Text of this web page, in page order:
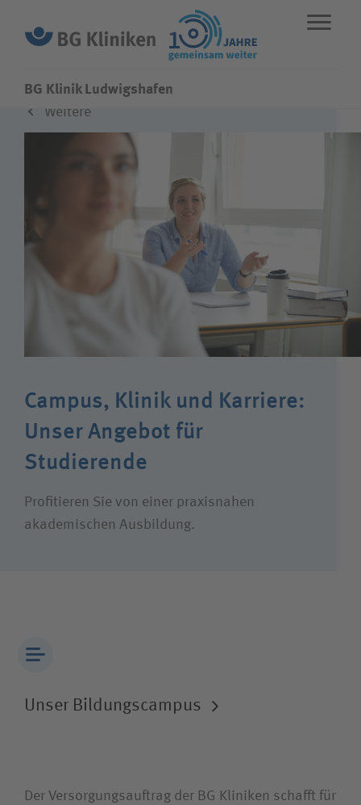
NOTFALL
Über uns
Karriere
Suchwert
Bewerberin / Bewerber
BG Klinik Ludwigshafen
Weitere
Campus, Klinik und Karriere:
Unser Angebot für
Studierende
Profitieren Sie von einer praxis­nahen
akademischen Ausbildung.
Unser Bildungscampus
Der Versorgungsauftrag der BG Kliniken schafft für